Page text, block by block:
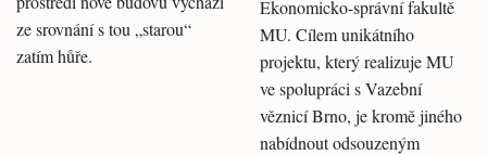
ze srovnání s tou „starou“
zatím hůře.
Ekonomicko-správní fakultě
MU. Cílem unikátního
projektu, který realizuje MU
ve spolupráci s Vazební
věznicí Brno, je kromě jiného
nabídnout odsouzeným